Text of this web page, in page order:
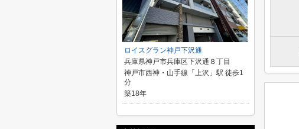
ロイスグラン神戸下沢通
兵庫県神戸市兵庫区下沢通８丁目
神戸市西神・山手線「上沢」駅 徒歩1
分
築18年